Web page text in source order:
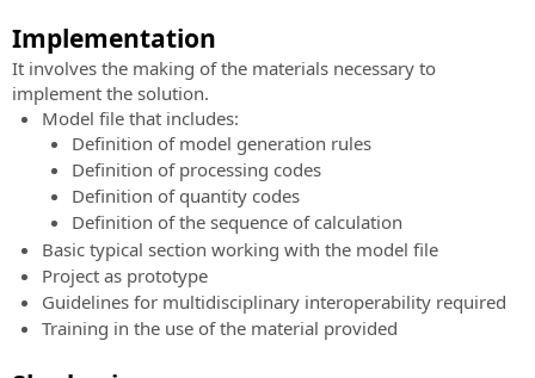
BIM
pour
le
calcul,
modélisation
l'analyse
topographique
SierraSoft
Land
Accelerator
Service
de
conseil
support
en
œuvre
de
la
Implementation
It involves the making of the materials necessary to
implement the solution.
Model file that includes:
Definition of model generation rules
Definition of processing codes
Definition of quantity codes
Definition of the sequence of calculation
Basic typical section working with the model file
Project as prototype
Guidelines for multidisciplinary interoperability required
Training in the use of the material provided